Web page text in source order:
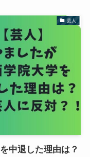
芸人
中退した理由は？